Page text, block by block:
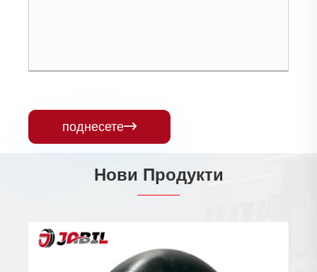
поднесете
Нови Продукти